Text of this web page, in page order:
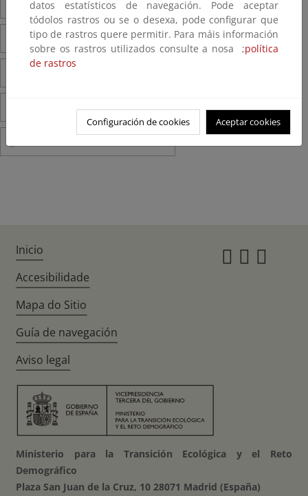
Estadísticas anuales 2022-2024
Estadísticas anuales 2019-2021
Estadísticas anuales 2013-2015
datos estatísticos de navegación. Pode aceptar
tódolos rastros ou se o desexa, pode configurar que
tipo de rastros quere permitir. Para máis información
sobre os rastros utilizados consulte a nosa ;política
de rastros
Configuración de cookies Aceptar cookies
Inicio
Accesibilidade
Mapa do Sitio
Guía de navegación
Aviso legal
Ministerio para la Transición Ecológica y el Reto
Demográfico
Plaza San Juan de la Cruz, 10 28071 Madrid (España)